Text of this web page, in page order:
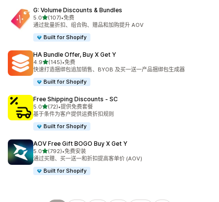
G: Volume Discounts & Bundles
5.0星（满分 5 星）
(107)
总共 107 条评论
•免费
通过批量折扣、组合购、赠品和加购提升 AOV
Built for Shopify
HA Bundle Offer, Buy X Get Y
4.9星（满分 5 星）
(145)
总共 145 条评论
•免费
快速打造捆绑包追加销售、BYOB 及买一送一产品捆绑包生成器
Built for Shopify
Free Shipping Discounts ‑ SC
5.0星（满分 5 星）
(72)
总共 72 条评论
•提供免费套餐
基于条件为客户提供运费折扣规则
Built for Shopify
AOV Free Gift BOGO Buy X Get Y
5.0星（满分 5 星）
(792)
总共 792 条评论
•免费安装
通过买赠、买一送一和折扣提高客单价 (AOV)
Built for Shopify